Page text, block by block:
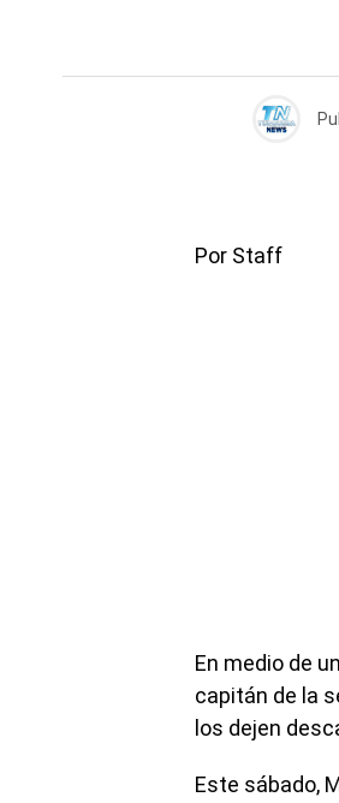
Por Staff
En medio de
capitán de la
los dejen
Este sábado,